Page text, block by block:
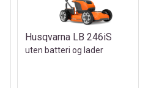
Husqvarna LB 246iS
uten batteri og lader